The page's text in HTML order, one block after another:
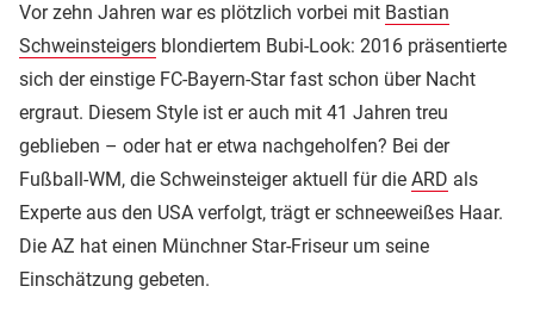
Vor zehn Jahren war es plötzlich vorbei mit Bastian
Schweinsteigers blondiertem Bubi-Look: 2016 präsentierte
sich der einstige FC-Bayern-Star fast schon über Nacht
ergraut. Diesem Style ist er auch mit 41 Jahren treu
geblieben – oder hat er etwa nachgeholfen? Bei der
Fußball-WM, die Schweinsteiger aktuell für die ARD als
Experte aus den USA verfolgt, trägt er schneeweißes Haar.
Die AZ hat einen Münchner Star-Friseur um seine
Einschätzung gebeten.